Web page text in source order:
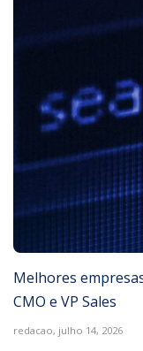
Melhores
CMO e VP Sales
redacao, julho 14, 2026